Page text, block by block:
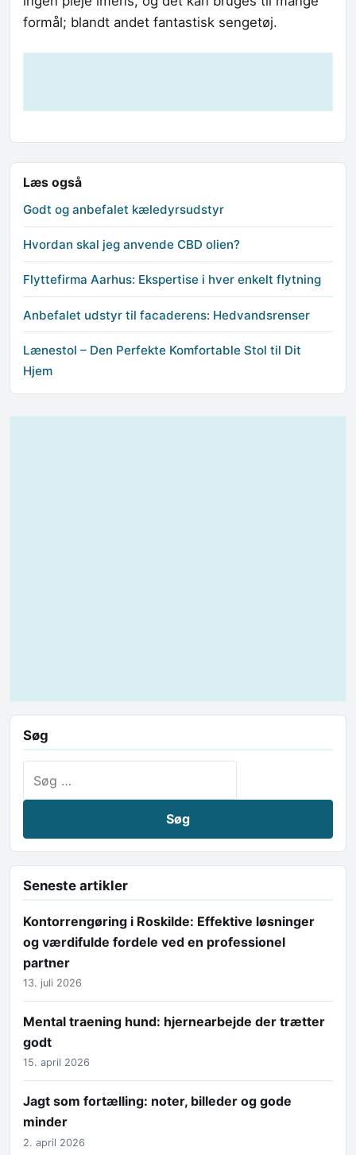
formål; blandt andet fantastisk sengetøj.
Læs også
Godt og anbefalet kæledyrsudstyr
Hvordan skal jeg anvende CBD olien?
Flyttefirma Aarhus: Ekspertise i hver enkelt flytning
Anbefalet udstyr til facaderens: Hedvandsrenser
Lænestol – Den Perfekte Komfortable Stol til Dit
Hjem
Søg
Seneste artikler
Kontorrengøring i Roskilde: Effektive løsninger
og værdifulde fordele ved en professionel
partner
13. juli 2026
Mental traening hund: hjernearbejde der trætter
godt
15. april 2026
Jagt som fortælling: noter, billeder og gode
minder
2. april 2026